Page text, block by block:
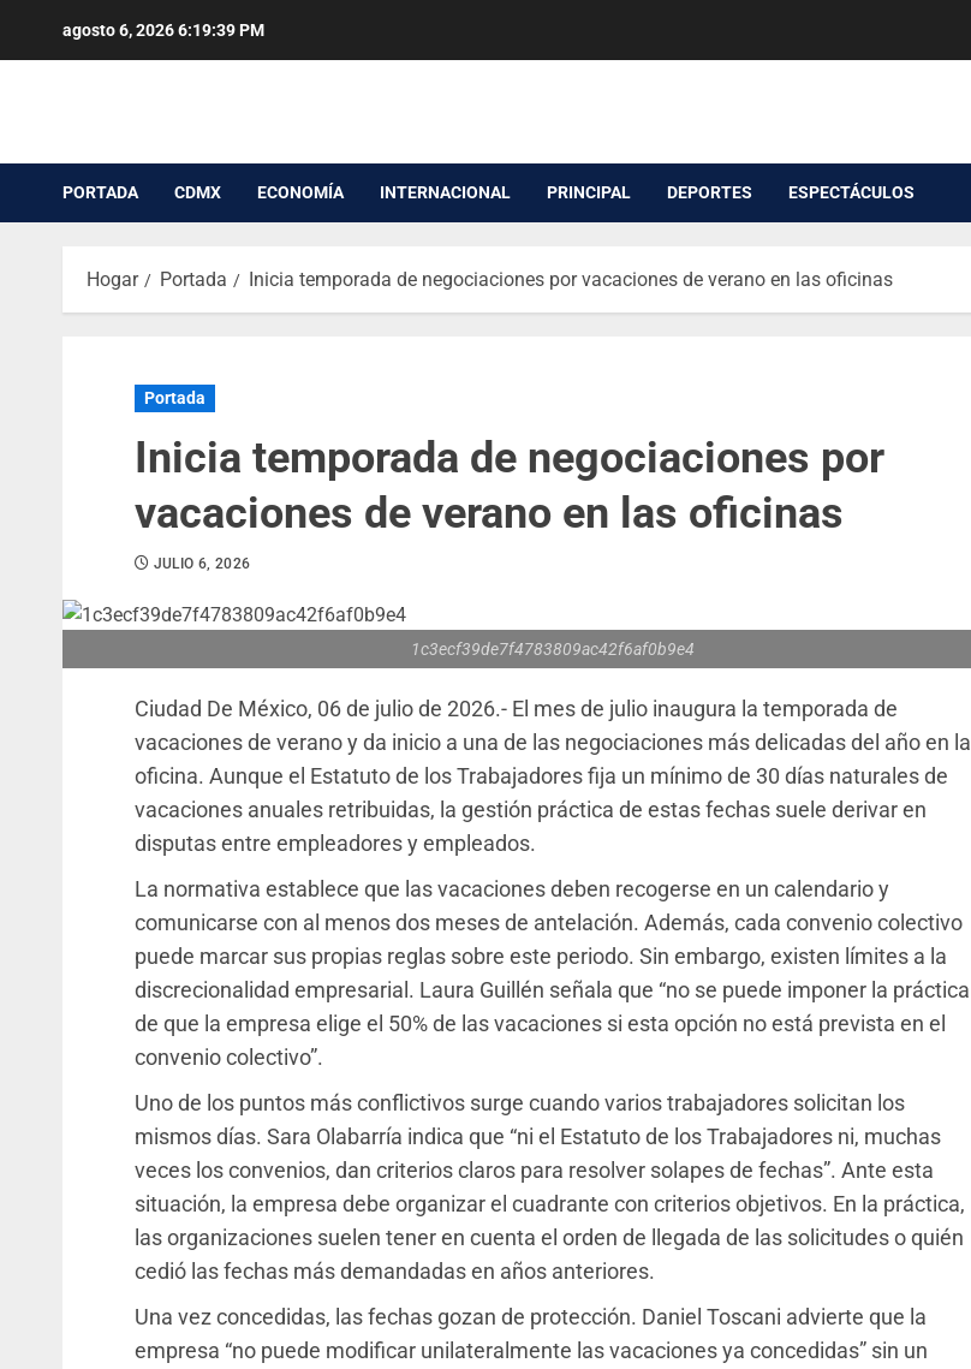
agosto 6, 20266:19:40 PM
PORTADA CDMX ECONOMÍA INTERNACIONAL PRINCIPAL DEPORTES ESPECTÁCULOS
Hogar Portada Inicia temporada de negociaciones por vacaciones de verano en las oficinas
Portada
Inicia temporada de negociaciones por
vacaciones de verano en las oficinas
JULIO 6, 2026
1c3ecf39de7f4783809ac42f6af0b9e4
Ciudad De México, 06 de julio de 2026.- El mes de julio inaugura la temporada de
vacaciones de verano y da inicio a una de las negociaciones más delicadas del año en la
oficina. Aunque el Estatuto de los Trabajadores fija un mínimo de 30 días naturales de
vacaciones anuales retribuidas, la gestión práctica de estas fechas suele derivar en
disputas entre empleadores y empleados.
La normativa establece que las vacaciones deben recogerse en un calendario y
comunicarse con al menos dos meses de antelación. Además, cada convenio colectivo
puede marcar sus propias reglas sobre este periodo. Sin embargo, existen límites a la
discrecionalidad empresarial. Laura Guillén señala que “no se puede imponer la práctica
de que la empresa elige el 50% de las vacaciones si esta opción no está prevista en el
convenio colectivo”.
Uno de los puntos más conflictivos surge cuando varios trabajadores solicitan los
mismos días. Sara Olabarría indica que “ni el Estatuto de los Trabajadores ni, muchas
veces los convenios, dan criterios claros para resolver solapes de fechas”. Ante esta
situación, la empresa debe organizar el cuadrante con criterios objetivos. En la práctica,
las organizaciones suelen tener en cuenta el orden de llegada de las solicitudes o quién
cedió las fechas más demandadas en años anteriores.
Una vez concedidas, las fechas gozan de protección. Daniel Toscani advierte que la
empresa “no puede modificar unilateralmente las vacaciones ya concedidas” sin un